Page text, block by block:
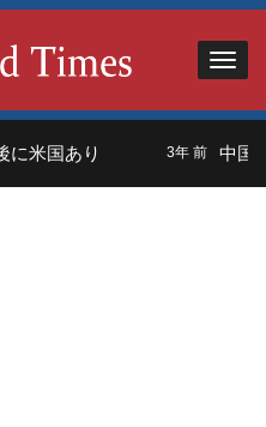
米国あり 3年 前 中国